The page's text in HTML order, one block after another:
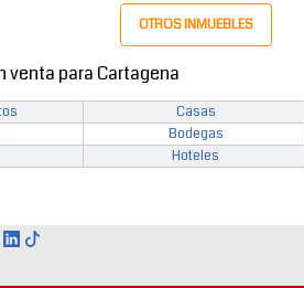
OTROS INMUEBLES
venta para Cartagena
Casas
Bodegas
Hoteles